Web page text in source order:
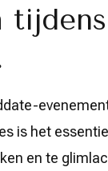
is het
en te